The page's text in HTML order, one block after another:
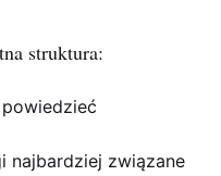
struktura:
najbardziej związane